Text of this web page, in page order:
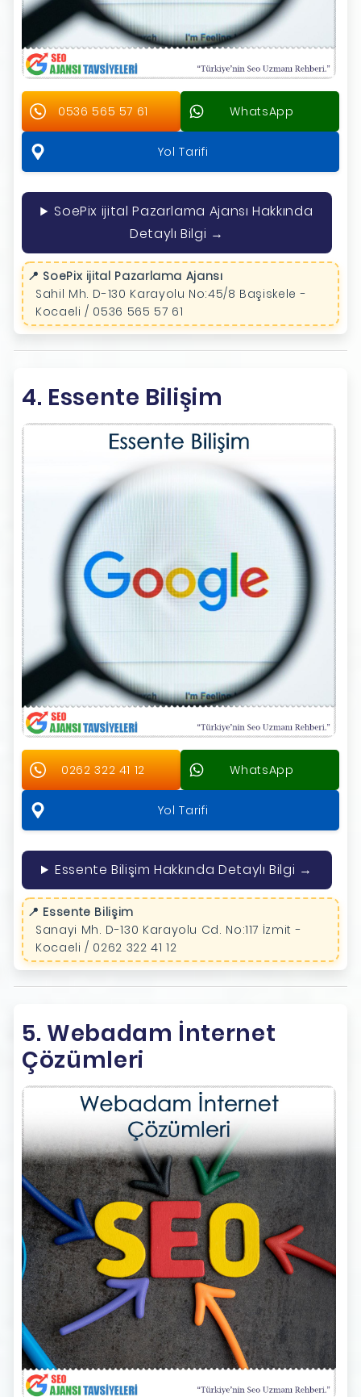
0536 565 57 61 WhatsApp
Yol Tarifi
SoePix ijital Pazarlama Ajansı Hakkında
Detaylı Bilgi →
📍 SoePix ijital Pazarlama Ajansı
Sahil Mh. D-130 Karayolu No:45/8 Başiskele -
Kocaeli / 0536 565 57 61
4. Essente Bilişim
0262 322 41 12 WhatsApp
Yol Tarifi
Essente Bilişim Hakkında Detaylı Bilgi →
📍 Essente Bilişim
Sanayi Mh. D-130 Karayolu Cd. No:117 İzmit -
Kocaeli / 0262 322 41 12
5. Webadam İnternet
Çözümleri